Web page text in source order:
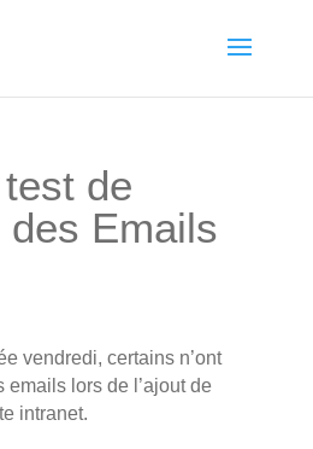
de
des Emails
vendredi, certains n’ont
emails lors de l’ajout de
intranet.